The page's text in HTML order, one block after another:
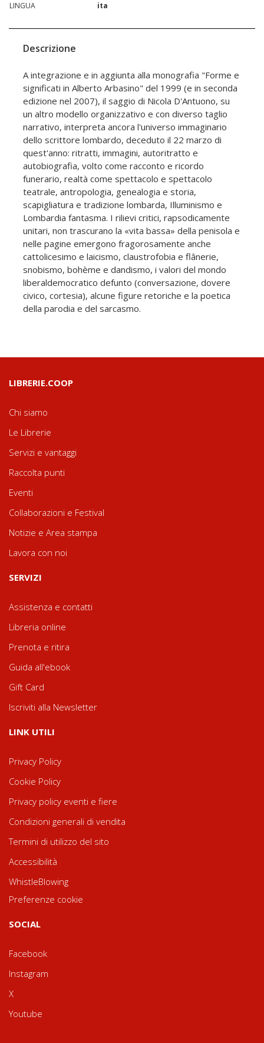
LINGUA
ita
Descrizione
A integrazione e in aggiunta alla monografia "Forme e
significati in Alberto Arbasino" del 1999 (e in seconda
edizione nel 2007), il saggio di Nicola D'Antuono, su
un altro modello organizzativo e con diverso taglio
narrativo, interpreta ancora l'universo immaginario
dello scrittore lombardo, deceduto il 22 marzo di
quest'anno: ritratti, immagini, autoritratto e
autobiografia, volto come racconto e ricordo
funerario, realtà come spettacolo e spettacolo
teatrale, antropologia, genealogia e storia,
scapigliatura e tradizione lombarda, Illuminismo e
Lombardia fantasma. I rilievi critici, rapsodicamente
unitari, non trascurano la «vita bassa» della penisola e
nelle pagine emergono fragorosamente anche
cattolicesimo e laicismo, claustrofobia e flânerie,
snobismo, bohème e dandismo, i valori del mondo
liberaldemocratico defunto (conversazione, dovere
civico, cortesia), alcune figure retoriche e la poetica
della parodia e del sarcasmo.
LIBRERIE.COOP
Chi siamo
Le Librerie
Servizi e vantaggi
Raccolta punti
Eventi
Collaborazioni e Festival
Notizie e Area stampa
Lavora con noi
SERVIZI
Assistenza e contatti
Libreria online
Prenota e ritira
Guida all'ebook
Gift Card
Iscriviti alla Newsletter
LINK UTILI
Privacy Policy
Cookie Policy
Privacy policy eventi e fiere
Condizioni generali di vendita
Termini di utilizzo del sito
Accessibilità
WhistleBlowing
Preferenze cookie
SOCIAL
Facebook
Instagram
X
Youtube